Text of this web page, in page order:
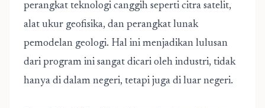
perangkat teknologi canggih seperti citra satelit,
alat ukur geofisika, dan perangkat lunak
pemodelan geologi. Hal ini menjadikan lulusan
dari program ini sangat dicari oleh industri, tidak
hanya di dalam negeri, tetapi juga di luar negeri.